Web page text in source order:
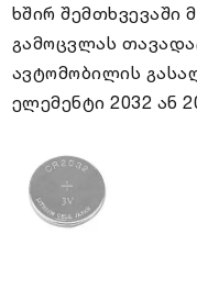
ხშირ შემთხვევაში
გამოცვლას
ავტომობილის
ელემენტი 2032 ან